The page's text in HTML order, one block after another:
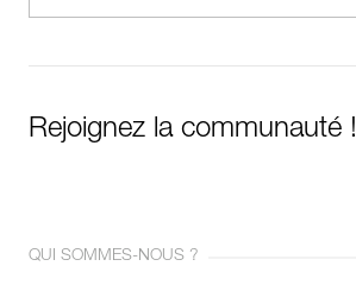
Rejoignez la communauté !
QUI SOMMES-NOUS ?